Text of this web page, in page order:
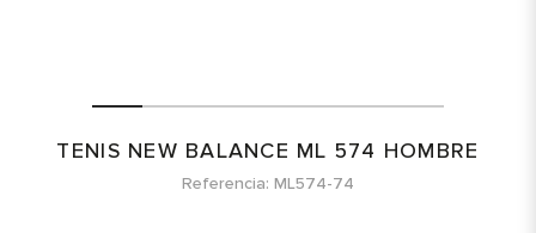
TENIS NEW BALANCE ML 574 HOMBRE
Referencia ML574-74